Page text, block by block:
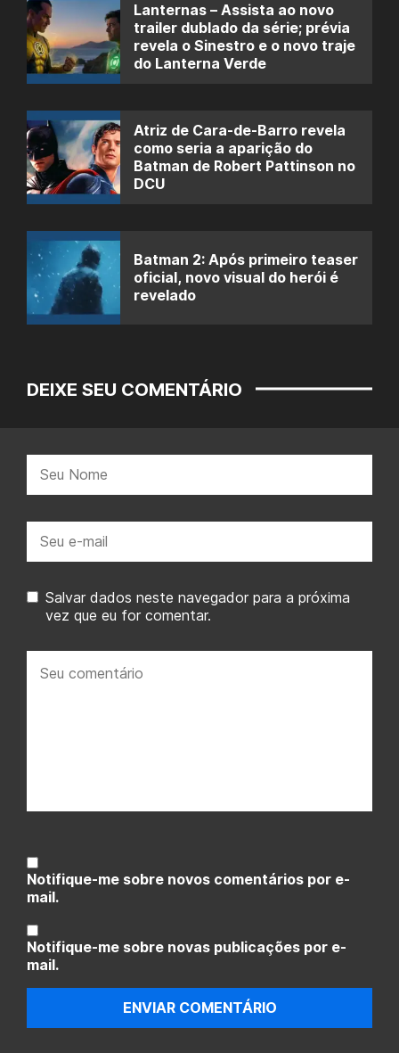
Lanternas – Assista ao novo
trailer dublado da série; prévia
revela o Sinestro e o novo traje
do Lanterna Verde
Atriz de Cara-de-Barro revela
como seria a aparição do
Batman de Robert Pattinson no
DCU
Batman 2: Após primeiro teaser
oficial, novo visual do herói é
revelado
DEIXE SEU COMENTÁRIO
mail:
Salvar dados neste navegador para a próxima
vez que eu for comentar.
comentário:
Notifique-me sobre novos comentários por e-
mail.
Notifique-me sobre novas publicações por e-
mail.
ENVIAR COMENTÁRIO